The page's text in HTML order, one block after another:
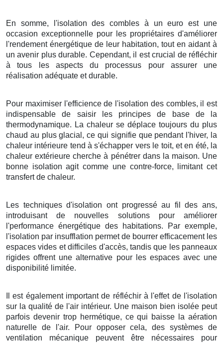
En somme, l'isolation des combles à un euro est une
occasion exceptionnelle pour les propriétaires d'améliorer
l'rendement énergétique de leur habitation, tout en aidant à
un avenir plus durable. Cependant, il est crucial de réfléchir
à tous les aspects du processus pour assurer une
réalisation adéquate et durable.
Pour maximiser l'efficience de l'isolation des combles, il est
indispensable de saisir les principes de base de la
thermodynamique. La chaleur se déplace toujours du plus
chaud au plus glacial, ce qui signifie que pendant l'hiver, la
chaleur intérieure tend à s'échapper vers le toit, et en été, la
chaleur extérieure cherche à pénétrer dans la maison. Une
bonne isolation agit comme une contre-force, limitant cet
transfert de chaleur.
Les techniques d'isolation ont progressé au fil des ans,
introduisant de nouvelles solutions pour améliorer
l'performance énergétique des habitations. Par exemple,
l'isolation par insufflation permet de bourrer efficacement les
espaces vides et difficiles d'accès, tandis que les panneaux
rigides offrent une alternative pour les espaces avec une
disponibilité limitée.
Il est également important de réfléchir à l'effet de l'isolation
sur la qualité de l'air intérieur. Une maison bien isolée peut
parfois devenir trop hermétique, ce qui baisse la aération
naturelle de l'air. Pour opposer cela, des systèmes de
ventilation mécanique peuvent être nécessaires pour